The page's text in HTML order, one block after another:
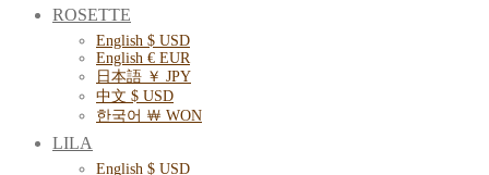
ROSETTE
English $ USD
English € EUR
日本語 ￥ JPY
中文 $ USD
한국어 ￦ WON
LILA
English $ USD